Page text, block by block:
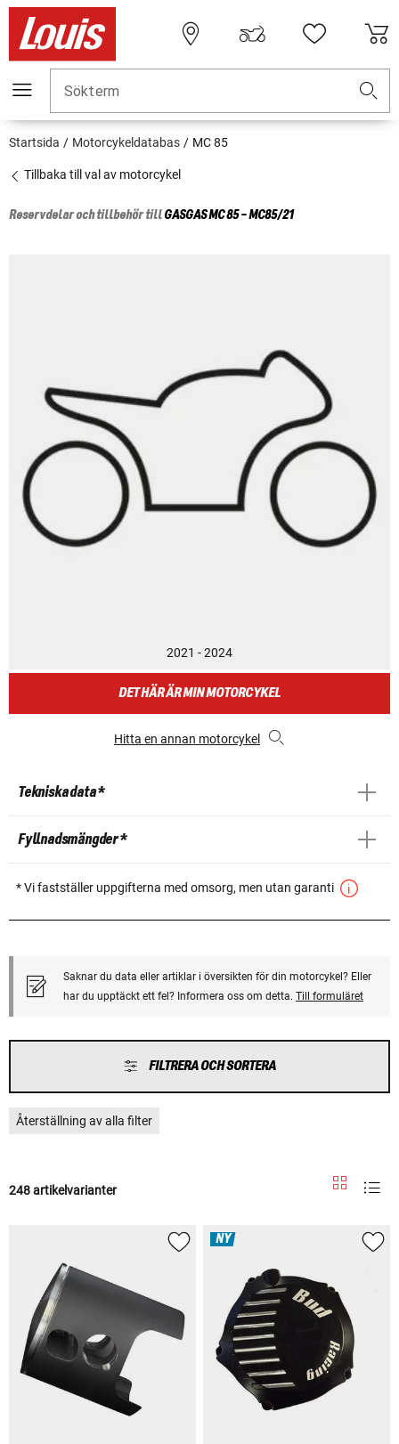
Sökterm
Startsida Motorcykeldatabas MC 85
Tillbaka till val av motorcykel
Reservdelar och tillbehör tillGASGASMC 85 - MC85/21
2021 - 2024
DET HÄR ÄR MIN MOTORCYKEL
Hitta en annan motorcykel
Tekniska data *
Fyllnadsmängder *
* Vi fastställer uppgifterna med omsorg, men utan garanti
Saknar du data eller artiklar i översikten för din motorcykel? Eller
har du upptäckt ett fel? Informera oss om detta. Till formuläret
FILTRERA OCH SORTERA
Återställning av alla filter
248 artikelvarianter
NY